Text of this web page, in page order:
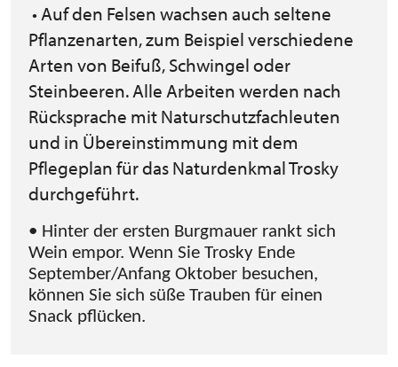
• Auf den Felsen wachsen auch seltene
Pflanzenarten, zum Beispiel verschiedene
Arten von Beifuß, Schwingel oder
Steinbeeren. Alle Arbeiten werden nach
Rücksprache mit Naturschutzfachleuten
und in Übereinstimmung mit dem
Pflegeplan für das Naturdenkmal Trosky
durchgeführt.
• Hinter der ersten Burgmauer rankt sich
Wein empor. Wenn Sie Trosky Ende
September/Anfang Oktober besuchen,
können Sie sich süße Trauben für einen
Snack pflücken.